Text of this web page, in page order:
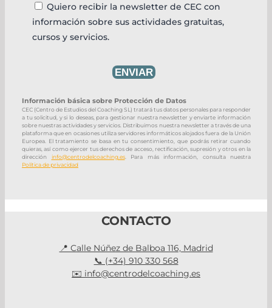
Quiero recibir la newsletter de CEC con
información sobre sus actividades gratuitas,
cursos y servicios.
Información básica sobre Protección de Datos
CEC (Centro de Estudios del Coaching SL) tratará tus datos personales para responder
a tu solicitud, y si lo deseas, para gestionar nuestra newsletter y enviarte información
sobre nuestras actividades y servicios. Distribuimos nuestra newsletter a través de una
plataforma que en ocasiones utiliza servidores informáticos alojados fuera de la Unión
Europea. El tratamiento se basa en tu consentimiento, que podrás retirar cuando
quieras, así como ejercer tus derechos de acceso, rectificación, supresión y otros en la
dirección info@centrodelcoaching.es. Para más información, consulta nuestra
Política de privacidad
CONTACTO
📍 Calle Núñez de Balboa 116, Madrid
📞 (+34) 910 330 568
✉️ info@centrodelcoaching.es